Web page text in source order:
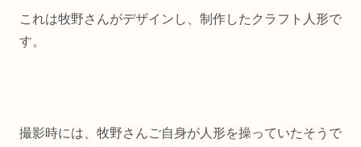
これは牧野さんがデザインし、制作したクラフト人形で
す。
撮影時には、牧野さんご自身が人形を操っていたそうで